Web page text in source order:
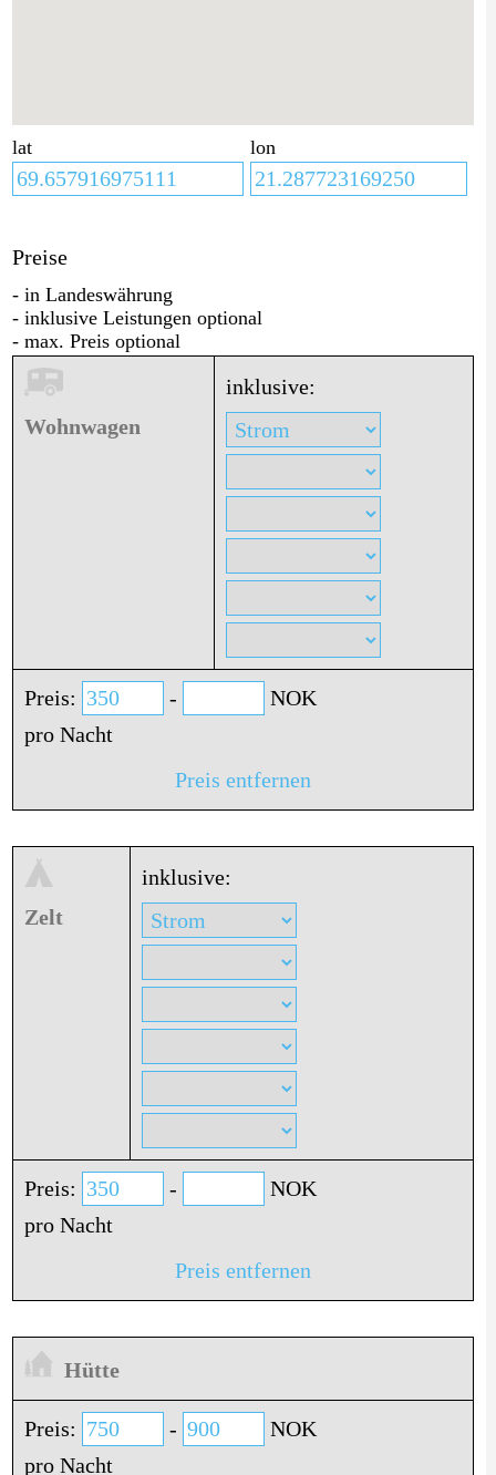
lat lon
Preise
- in Landeswährung
- inklusive Leistungen optional
- max. Preis optional
Wohnwagen
inklusive:
Preis: -
NOK
pro Nacht
Preis entfernen
Zelt
inklusive:
Preis: -
NOK
pro Nacht
Preis entfernen
Hütte
Preis: -
NOK
pro Nacht